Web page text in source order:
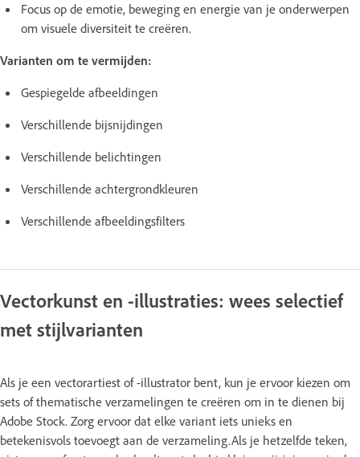
Focus op de emotie, beweging en energie van je onderwerpen
om visuele diversiteit te creëren.
Varianten om te vermijden:
Gespiegelde afbeeldingen
Verschillende bijsnijdingen
Verschillende belichtingen
Verschillende achtergrondkleuren
Verschillende afbeeldingsfilters
Vectorkunst en -illustraties: wees selectief
met stijlvarianten
Als je een vectorartiest of -illustrator bent, kun je ervoor kiezen om
sets of thematische verzamelingen te creëren om in te dienen bij
Adobe Stock. Zorg ervoor dat elke variant iets unieks en
betekenisvols toevoegt aan de verzameling.Als je hetzelfde teken,